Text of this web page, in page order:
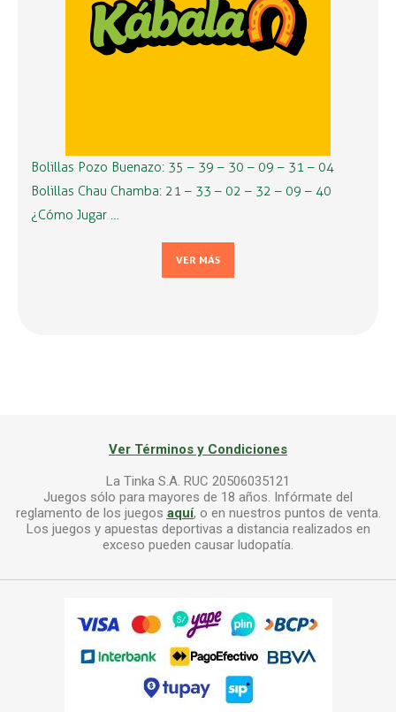
Bolillas Pozo Buenazo: 35 – 39 – 30 – 09 – 31 – 04
Bolillas Chau Chamba: 21 – 33 – 02 – 32 – 09 – 40
¿Cómo Jugar …
VER MÁS
Ver Términos y Condiciones
La Tinka S.A. RUC 20506035121
Juegos sólo para mayores de 18 años. Infórmate del
reglamento de los juegos aquí, o en nuestros puntos de venta.
Los juegos y apuestas deportivas a distancia realizados en
exceso pueden causar ludopatía.